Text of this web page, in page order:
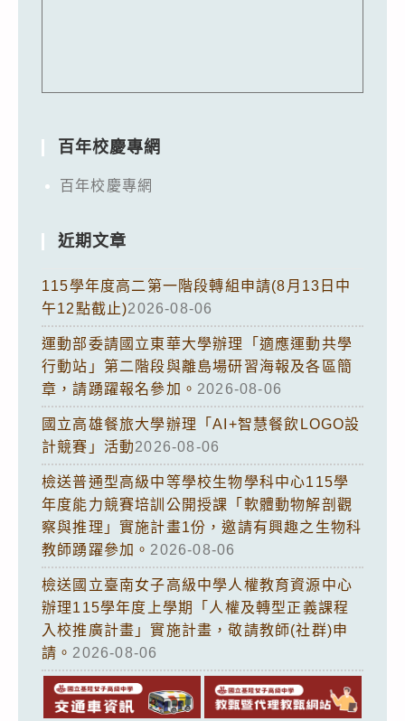
百年校慶專網
百年校慶專網
近期文章
115學年度高二第一階段轉組申請(8月13日中
午12點截止)2026-08-06
運動部委請國立東華大學辦理「適應運動共學
行動站」第二階段與離島場研習海報及各區簡
章，請踴躍報名參加。 2026-08-06
國立高雄餐旅大學辦理「AI+智慧餐飲LOGO設
計競賽」活動2026-08-06
檢送普通型高級中等學校生物學科中心115學
年度能力競賽培訓公開授課「軟體動物解剖觀
察與推理」實施計畫1份，邀請有興趣之生物科
教師踴躍參加。 2026-08-06
檢送國立臺南女子高級中學人權教育資源中心
辦理115學年度上學期「人權及轉型正義課程
入校推廣計畫」實施計畫，敬請教師(社群)申
請。 2026-08-06